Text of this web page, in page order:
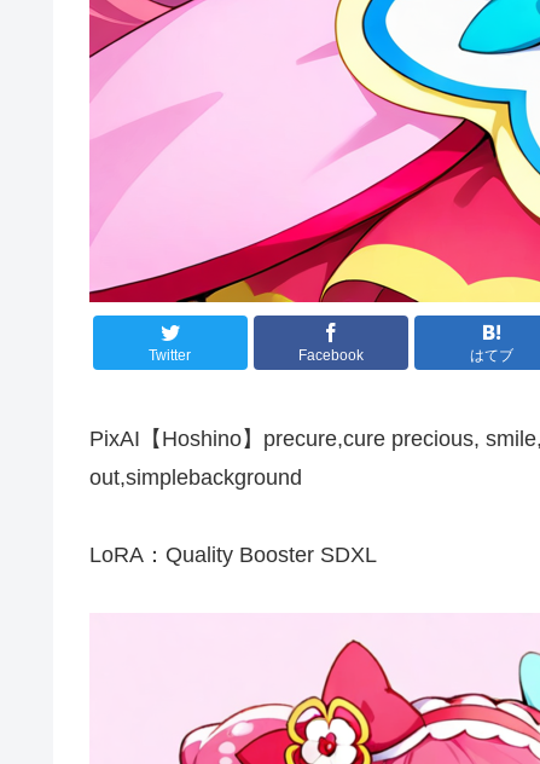
Twitter Facebook はてブ
PixAI【Hoshino】precure,cure precious,
out,simplebackground
LoRA：Quality Booster SDXL